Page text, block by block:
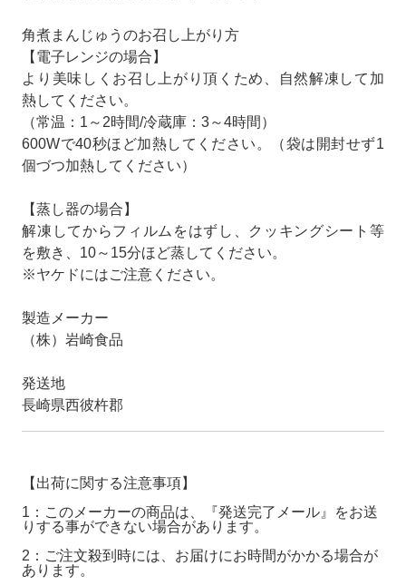
角煮まんじゅうのお召し上がり方
【電子レンジの場合】
より美味しくお召し上がり頂くため、自然解凍して加
熱してください。
（常温：1～2時間/冷蔵庫：3～4時間）
600Wで40秒ほど加熱してください。（袋は開封せず1
個づつ加熱してください）
【蒸し器の場合】
解凍してからフィルムをはずし、クッキングシート等
を敷き、10～15分ほど蒸してください。
※ヤケドにはご注意ください。
製造メーカー
（株）岩崎食品
発送地
長崎県西彼杵郡
【出荷に関する注意事項】
1：このメーカーの商品は、『発送完了メール』をお送
りする事ができない場合があります。
2：ご注文殺到時には、お届けにお時間がかかる場合が
あります。